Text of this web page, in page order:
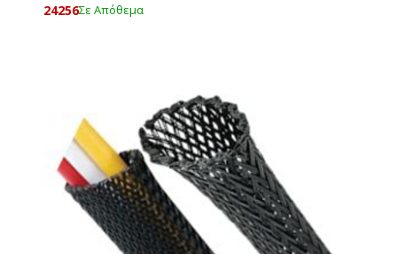
24256Σε Απόθεμα